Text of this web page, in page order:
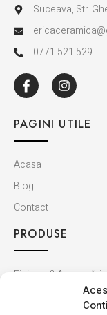
Suceava, Str.
0771.521.529
PAGINI UTILE
Acasa
Blog
Contact
PRODUSE
Finisaje & Amenajări
Baie & Bucătărie